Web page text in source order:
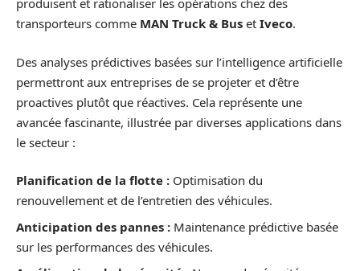
produisent et rationaliser les opérations chez des
transporteurs comme MAN Truck & Bus et Iveco.
Des analyses prédictives basées sur l’intelligence artificielle
permettront aux entreprises de se projeter et d’être
proactives plutôt que réactives. Cela représente une
avancée fascinante, illustrée par diverses applications dans
le secteur :
Planification de la flotte : Optimisation du
renouvellement et de l’entretien des véhicules.
Anticipation des pannes : Maintenance prédictive basée
sur les performances des véhicules.